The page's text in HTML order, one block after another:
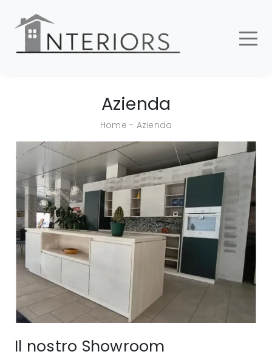
Azienda
Home - Azienda
Il nostro Showroom